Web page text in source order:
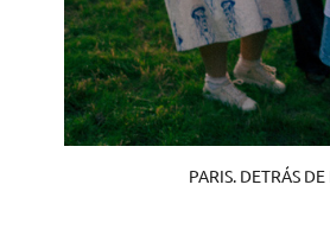
PARIS. DETRÁS DE